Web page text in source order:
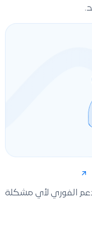
الفوري لأي مشكلة